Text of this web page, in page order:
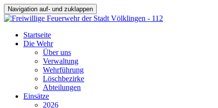
Navigation auf- und zuklappen
Startseite
Die Wehr
Über uns
Verwaltung
Wehrführung
Löschbezirke
Abteilungen
Einsätze
2026